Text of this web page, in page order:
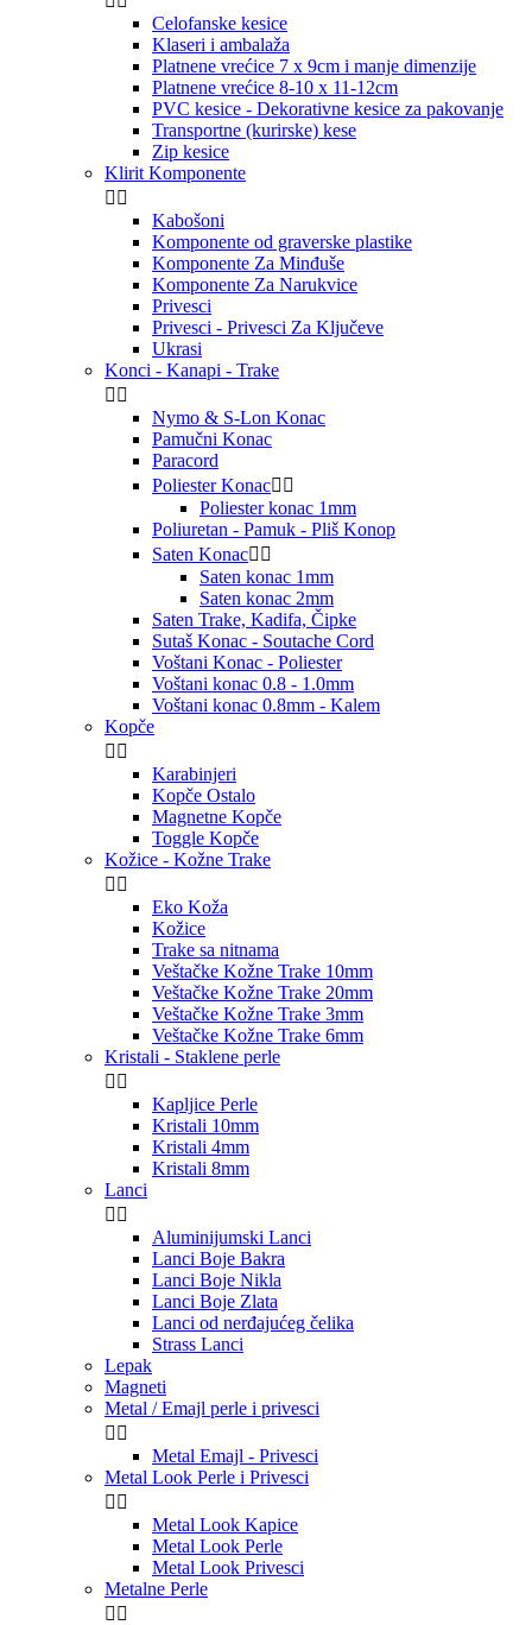
Celofanske kesice
Klaseri i ambalaža
Platnene vrećice 7 x 9cm i manje dimenzije
Platnene vrećice 8-10 x 11-12cm
PVC kesice - Dekorativne kesice za pakovanje
Transportne (kurirske) kese
Zip kesice
Klirit Komponente
 
Kabošoni
Komponente od graverske plastike
Komponente Za Minđuše
Komponente Za Narukvice
Privesci
Privesci - Privesci Za Ključeve
Ukrasi
Konci - Kanapi - Trake
 
Nymo & S-Lon Konac
Pamučni Konac
Paracord
Poliester Konac 
Poliester konac 1mm
Poliuretan - Pamuk - Pliš Konop
Saten Konac 
Saten konac 1mm
Saten konac 2mm
Saten Trake, Kadifa, Čipke
Sutaš Konac - Soutache Cord
Voštani Konac - Poliester
Voštani konac 0.8 - 1.0mm
Voštani konac 0.8mm - Kalem
Kopče
 
Karabinjeri
Kopče Ostalo
Magnetne Kopče
Toggle Kopče
Kožice - Kožne Trake
 
Eko Koža
Kožice
Trake sa nitnama
Veštačke Kožne Trake 10mm
Veštačke Kožne Trake 20mm
Veštačke Kožne Trake 3mm
Veštačke Kožne Trake 6mm
Kristali - Staklene perle
 
Kapljice Perle
Kristali 10mm
Kristali 4mm
Kristali 8mm
Lanci
 
Aluminijumski Lanci
Lanci Boje Bakra
Lanci Boje Nikla
Lanci Boje Zlata
Lanci od nerđajućeg čelika
Strass Lanci
Lepak
Magneti
Metal / Emajl perle i privesci
 
Metal Emajl - Privesci
Metal Look Perle i Privesci
 
Metal Look Kapice
Metal Look Perle
Metal Look Privesci
Metalne Perle
 